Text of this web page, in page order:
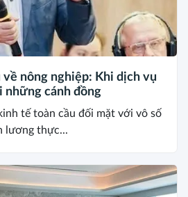
về nông nghiệp: Khi dịch vụ
cánh đồng
tế toàn cầu đối mặt với vô số
lương thực...